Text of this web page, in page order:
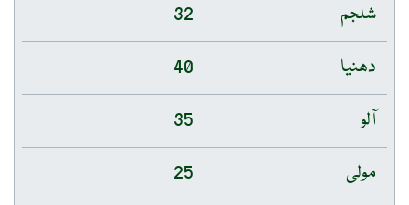
شلجم
32
دھنیا
40
آلو
35
مولی
25